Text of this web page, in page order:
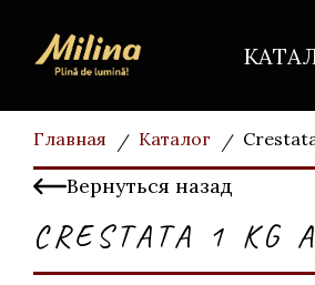
Главная Каталог
Вернуться назад
CRESTATA 1 KG